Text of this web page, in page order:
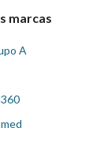
marcas
A